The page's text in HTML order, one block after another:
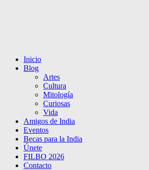
Inicio
Blog
Artes
Cultura
Mitología
Curiosas
Vida
Amigos de India
Eventos
Becas para la India
Únete
FILBO 2026
Contacto